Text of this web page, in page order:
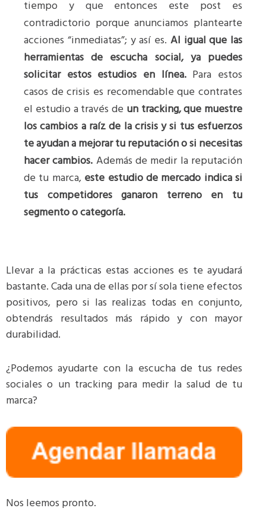
tiempo y que entonces este post es
contradictorio porque anunciamos plantearte
acciones “inmediatas”; y así es. Al igual que las
herramientas de escucha social, ya puedes
solicitar estos estudios en línea.Para estos
casos de crisis es recomendable que contrates
el estudio a través de un tracking,que muestre
los cambios a raíz de la crisis y si tus esfuerzos
te ayudan a mejorar tu reputación o si necesitas
hacer cambios. Además de medir la reputación
de tu marca, este estudio de mercado indica si
tus competidores ganaron terreno en tu
segmento o categoría.
Llevar a la prácticas estas acciones es te ayudará
bastante. Cada una de ellas por sí sola tiene efectos
positivos, pero si las realizas todas en conjunto,
obtendrás resultados más rápido y con mayor
durabilidad.
¿Podemos ayudarte con la escucha de tus redes
sociales o un tracking para medir la salud de tu
marca?
Nos leemos pronto.